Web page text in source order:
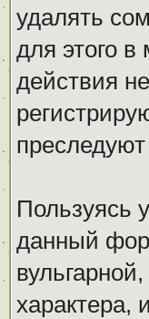
удалять
для этого
действия
Пользуясь
данный